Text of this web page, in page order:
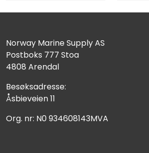
Norway Marine Supply AS
Postboks 777 Stoa
4808 Arendal
Besøksadresse:
Åsbieveien 11
Org. nr: N0 934608143MVA